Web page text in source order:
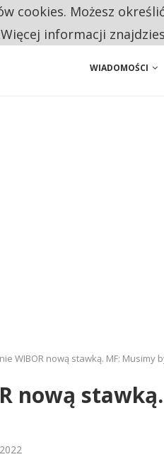
W EUROPEJSKI PRZEMYSŁ. NA
WIADOMOŚCI
WIBOR nową stawką. MF: Musimy
nową
cookies. Możesz
informacji